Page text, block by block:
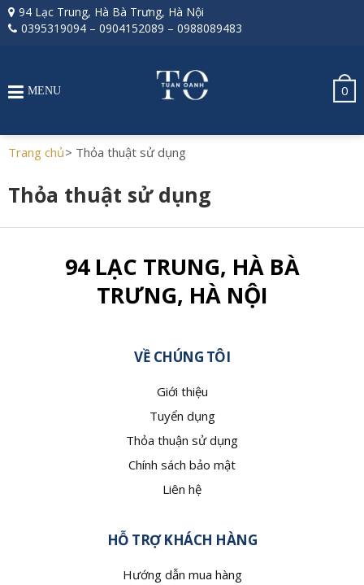
94 Lạc Trung, Hà Bà Trưng, Hà Nội
0395319094 – 0904152089 – 0988089483
0
MENU
Trang chủ> Thỏa thuật sử dụng
Thỏa thuật sử dụng
94 LẠC TRUNG, HÀ BÀ
TRƯNG, HÀ NỘI
VỀ CHÚNG TÔI
Giới thiệu
Tuyển dụng
Thỏa thuận sử dụng
Chính sách bảo mật
Liên hệ
HỖ TRỢ KHÁCH HÀNG
Hướng dẫn mua hàng